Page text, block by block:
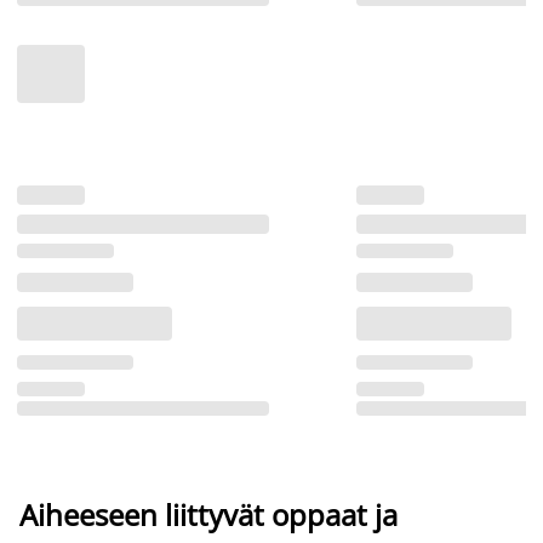
Aiheeseen liittyvät oppaat ja